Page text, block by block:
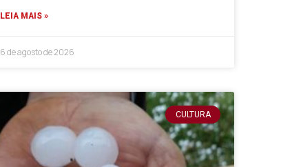
LEIA MAIS »
6 de agosto de 2026
CULTURA